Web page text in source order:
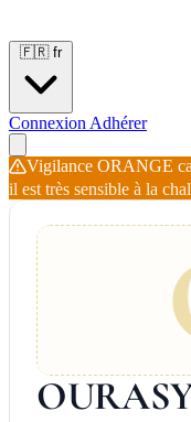
🇫🇷 fr
Connexion Adhérer
Vigilance ORANGE
il est très sensible à la